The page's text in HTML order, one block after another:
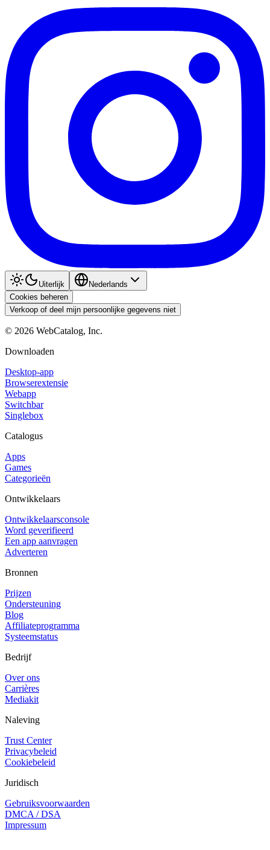
Uiterlijk
Nederlands
Cookies beheren
Verkoop of deel mijn persoonlijke gegevens niet
© 2026 WebCatalog, Inc.
Downloaden
Desktop-app
Browserextensie
Webapp
Switchbar
Singlebox
Catalogus
Apps
Games
Categorieën
Ontwikkelaars
Ontwikkelaarsconsole
Word geverifieerd
Een app aanvragen
Adverteren
Bronnen
Prijzen
Ondersteuning
Blog
Affiliateprogramma
Systeemstatus
Bedrijf
Over ons
Carrières
Mediakit
Naleving
Trust Center
Privacybeleid
Cookiebeleid
Juridisch
Gebruiksvoorwaarden
DMCA / DSA
Impressum